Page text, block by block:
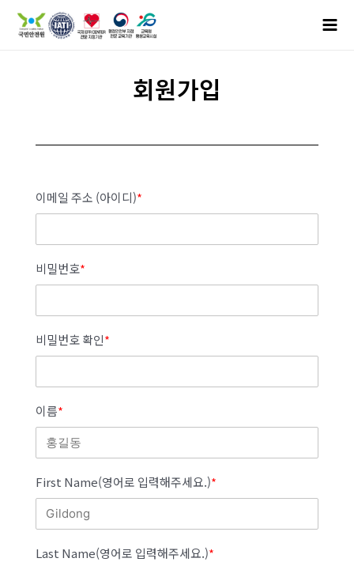
회원가입
이메일 주소 (아이디)*
비밀번호*
비밀번호 확인*
이름*
First Name(영어로 입력해주세요.)*
Last Name(영어로 입력해주세요.)*